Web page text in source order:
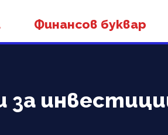
Финансов буквар
за